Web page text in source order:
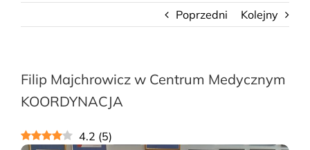
Poprzedni Kolejny
Filip Majchrowicz w Centrum Medycznym
KOORDYNACJA
4.2 (5)